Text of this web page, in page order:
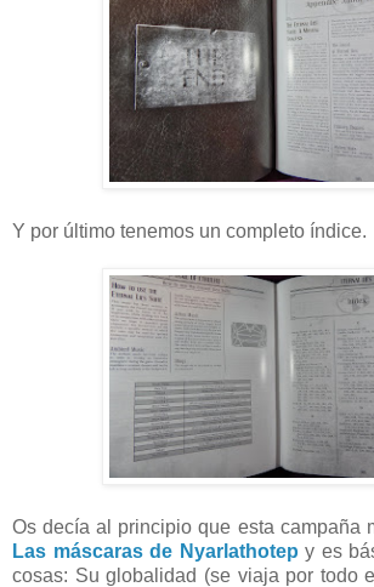
Y por último tenemos un completo índice.
Os decía al principio que esta campaña
Las máscaras de Nyarlathotep y es
cosas: Su globalidad (se viaja por todo